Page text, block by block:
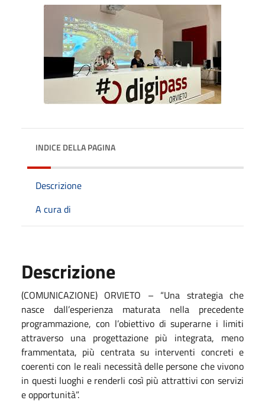
INDICE DELLA PAGINA
Descrizione
A cura di
Descrizione
(COMUNICAZIONE) ORVIETO – “Una strategia che
nasce dall’esperienza maturata nella precedente
programmazione, con l’obiettivo di superarne i limiti
attraverso una progettazione più integrata, meno
frammentata, più centrata su interventi concreti e
coerenti con le reali necessità delle persone che vivono
in questi luoghi e renderli così più attrattivi con servizi
e opportunità”.